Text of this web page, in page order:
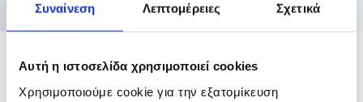
Συναίνεση Λεπτομέρειες Σχετικά
Αυτή η ιστοσελίδα χρησιμοποιεί cookies
Χρησιμοποιούμε cookie για την εξατομίκευση
PHOTOGALLERY